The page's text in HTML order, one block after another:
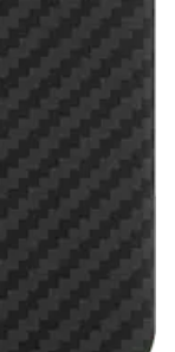
смарт-часов
Frame